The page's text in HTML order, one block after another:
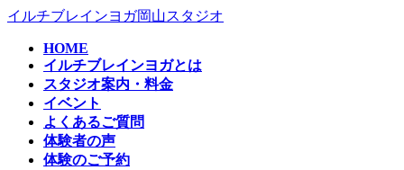
コ
ナ
イルチブレインヨガ岡山スタジオ
HOME
イルチブレインヨガとは
スタジオ案内・料金
イベント
よくあるご質問
体験者の声
体験のご予約